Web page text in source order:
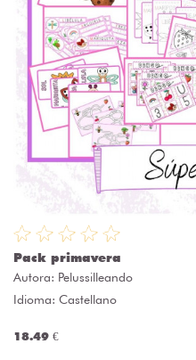
Pack primavera
Autora: Pelussilleando
Idioma: Castellano
18.49 €